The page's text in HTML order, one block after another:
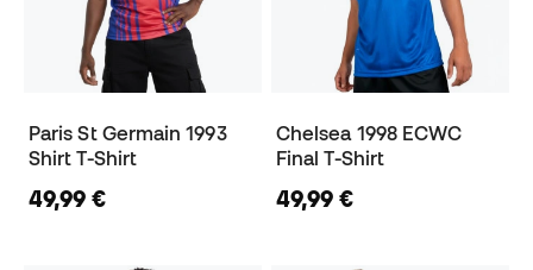
Paris St Germain 1993
Shirt T-Shirt
49,99 €
Chelsea 1998 ECWC
Final T-Shirt
49,99 €